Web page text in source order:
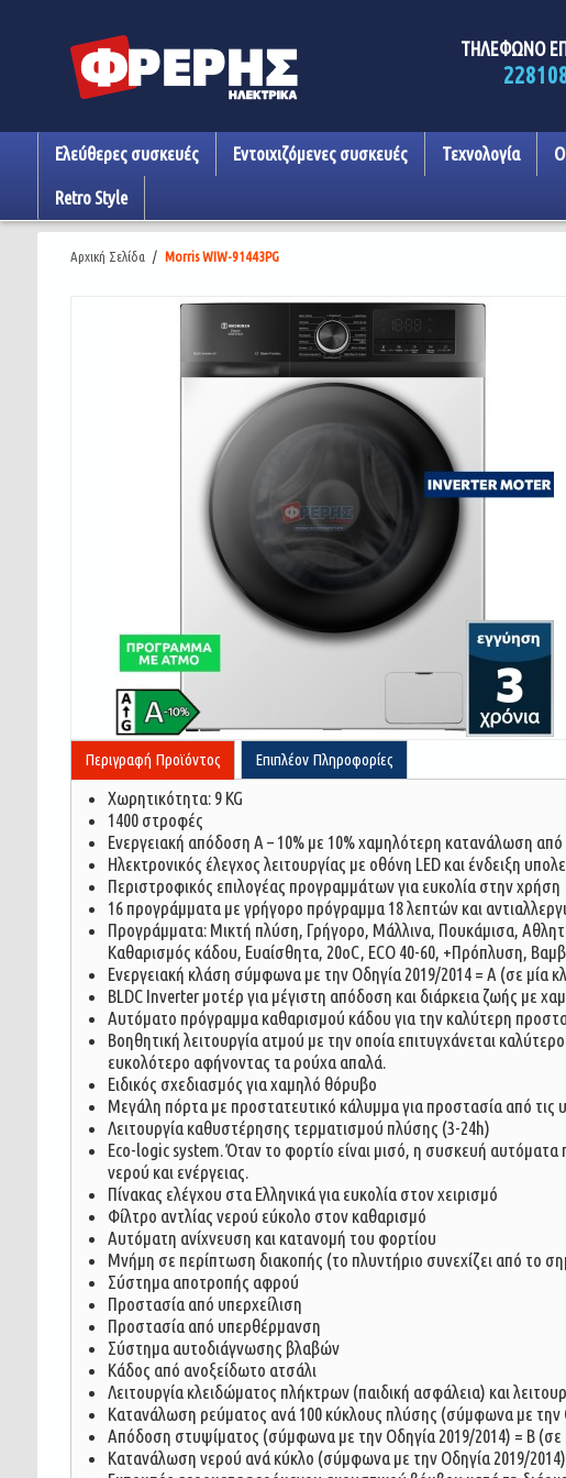
ΤΗΛΕΦΩΝΟ
Ελεύθερες συσκευές Εντοιχιζόμενες συσκευές Τεχνολογία
Retro Style
Αρχική Σελίδα / Morris WIW-91443PG
Περιγραφή Προϊόντος Επιπλέον Πληροφορίες
Χωρητικότητα: 9 KG
1400 στροφές
Ενεργειακή απόδοση A – 10% με 10% χαμηλότερη κατανάλωση
Ηλεκτρονικός έλεγχος λειτουργίας με οθόνη LED και ένδειξη
Περιστροφικός επιλογέας προγραμμάτων για ευκολία στην χρήση
16 προγράμματα με γρήγορο πρόγραμμα 18 λεπτών και
Προγράμματα: Μικτή πλύση, Γρήγορο, Μάλλινα, Πουκάμισα,
Καθαρισμός κάδου, Ευαίσθητα, 20οC, ECO 40-60, +Πρόπλυση,
Ενεργειακή κλάση σύμφωνα με την Οδηγία 2019/2014 = A (σε μία
BLDC Inverter μοτέρ για μέγιστη απόδοση και διάρκεια ζωής με
Αυτόματο πρόγραμμα καθαρισμού κάδου για την καλύτερη
Βοηθητική λειτουργία ατμού με την οποία επιτυγχάνεται
ευκολότερο αφήνοντας τα ρούχα απαλά.
Ειδικός σχεδιασμός για χαμηλό θόρυβο
Μεγάλη πόρτα με προστατευτικό κάλυμμα για προστασία από τις
Λειτουργία καθυστέρησης τερματισμού πλύσης (3-24h)
Eco-logic system. Όταν το φορτίο είναι μισό, η συσκευή
νερού και ενέργειας.
Πίνακας ελέγχου στα Ελληνικά για ευκολία στον χειρισμό
Φίλτρο αντλίας νερού εύκολο στον καθαρισμό
Αυτόματη ανίχνευση και κατανομή του φορτίου
Μνήμη σε περίπτωση διακοπής (το πλυντήριο συνεχίζει από το
Σύστημα αποτροπής αφρού
Προστασία από υπερχείλιση
Προστασία από υπερθέρμανση
Σύστημα αυτοδιάγνωσης βλαβών
Κάδος από ανοξείδωτο ατσάλι
Λειτουργία κλειδώματος πλήκτρων (παιδική ασφάλεια) και
Κατανάλωση ρεύματος ανά 100 κύκλους πλύσης (σύμφωνα με την
Απόδοση στυψίματος (σύμφωνα με την Οδηγία 2019/2014) = B (σε
Kατανάλωση νερού ανά κύκλο (σύμφωνα με την Οδηγία 2019/